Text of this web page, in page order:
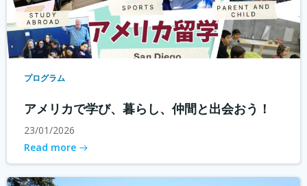
プログラム
アメリカで学び、暮らし、仲間と出会おう！
23/01/2026
Read more